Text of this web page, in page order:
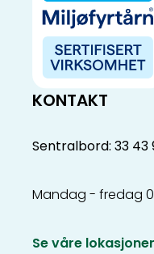
KONTAKT
Sentralbord: 33 43
Mandag - fredag
Se våre lokasjoner